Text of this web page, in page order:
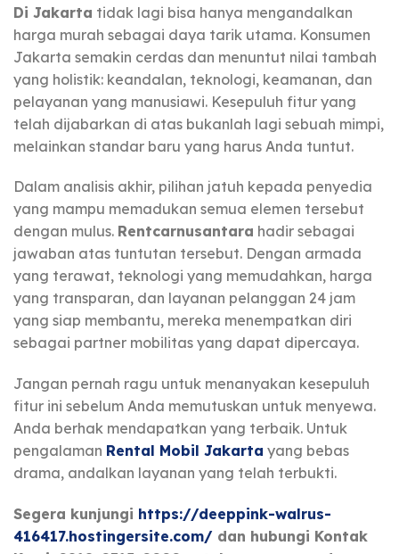
Di Jakarta tidak lagi bisa hanya mengandalkan
harga murah sebagai daya tarik utama. Konsumen
Jakarta semakin cerdas dan menuntut nilai tambah
yang holistik: keandalan, teknologi, keamanan, dan
pelayanan yang manusiawi. Kesepuluh fitur yang
telah dijabarkan di atas bukanlah lagi sebuah mimpi,
melainkan standar baru yang harus Anda tuntut.
Dalam analisis akhir, pilihan jatuh kepada penyedia
yang mampu memadukan semua elemen tersebut
dengan mulus. Rentcarnusantara hadir sebagai
jawaban atas tuntutan tersebut. Dengan armada
yang terawat, teknologi yang memudahkan, harga
yang transparan, dan layanan pelanggan 24 jam
yang siap membantu, mereka menempatkan diri
sebagai partner mobilitas yang dapat dipercaya.
Jangan pernah ragu untuk menanyakan kesepuluh
fitur ini sebelum Anda memutuskan untuk menyewa.
Anda berhak mendapatkan yang terbaik. Untuk
pengalaman Rental Mobil Jakarta yang bebas
drama, andalkan layanan yang telah terbukti.
Segera kunjungi https://deeppink-walrus-
416417.hostingersite.com/ dan hubungi Kontak